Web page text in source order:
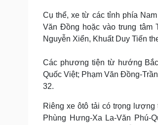
Cụ thể, xe từ các tỉnh phía
Văn Đồng hoặc vào trung tâm
Nguyễn Xiển, Khuất Duy Tiến
Các phương tiện từ hướng
Quốc Việt; Phạm Văn Đồng-
32.
Riêng xe ôtô tải có trọng
Phùng Hưng-Xa La-Văn Phú-